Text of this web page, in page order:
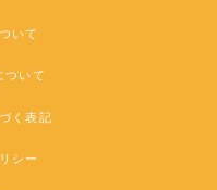
いて
ついて
く表記
シー